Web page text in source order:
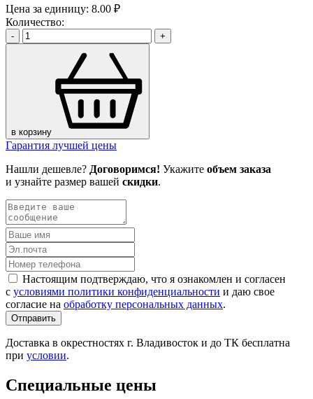
Цена за единицу: 8.00 ₽
Количество:
- +
в корзину
Гарантия лучшей цены
Нашли дешевле? Договоримся! Укажите объем заказа
и узнайте размер вашей скидки.
Настоящим подтверждаю, что я ознакомлен и согласен
с условиями политики конфиденциальности и даю свое
согласие на обработку персональных данных.
Отправить
Доставка в окрестностях г. Владивосток и до ТК бесплатна
при условии.
Специальные цены